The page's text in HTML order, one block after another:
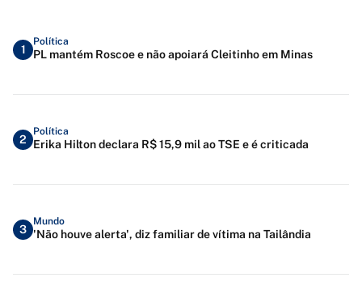
1
Política
PL mantém Roscoe e não apoiará Cleitinho em Minas
2
Política
Erika Hilton declara R$ 15,9 mil ao TSE e é criticada
3
Mundo
'Não houve alerta', diz familiar de vítima na Tailândia